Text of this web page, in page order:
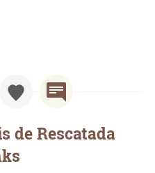
de Rescatada